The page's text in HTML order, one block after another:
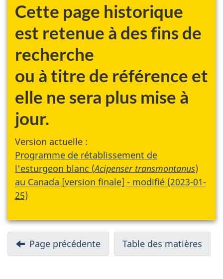
Cette page historique
est retenue à des fins de
recherche
ou à titre de référence et
elle ne sera plus mise à
jour.
Version actuelle :
Programme de rétablissement de
l'esturgeon blanc (Acipenser transmontanus)
au Canada [version finale] - modifié (2023-01-
25)
Page précédente Table des matières